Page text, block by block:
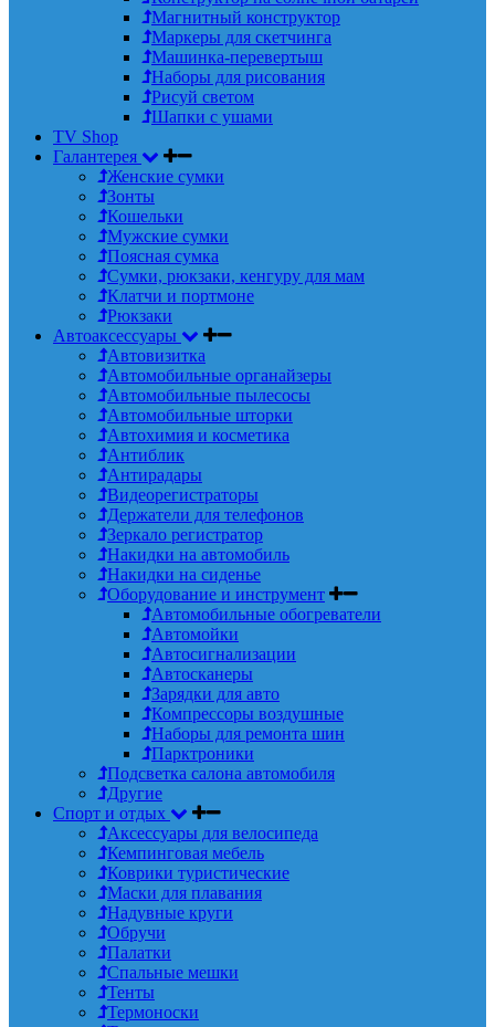
Магнитный конструктор
Маркеры для скетчинга
Машинка-перевертыш
Наборы для рисования
Рисуй светом
Шапки с ушами
TV Shop
Галантерея
Женские сумки
Зонты
Кошельки
Мужские сумки
Поясная сумка
Сумки, рюкзаки, кенгуру для мам
Клатчи и портмоне
Рюкзаки
Автоаксессуары
Автовизитка
Автомобильные органайзеры
Автомобильные пылесосы
Автомобильные шторки
Автохимия и косметика
Антиблик
Антирадары
Видеорегистраторы
Держатели для телефонов
Зеркало регистратор
Накидки на автомобиль
Накидки на сиденье
Оборудование и инструмент
Автомобильные обогреватели
Автомойки
Автосигнализации
Автосканеры
Зарядки для авто
Компрессоры воздушные
Наборы для ремонта шин
Парктроники
Подсветка салона автомобиля
Другие
Спорт и отдых
Аксессуары для велосипеда
Кемпинговая мебель
Коврики туристические
Маски для плавания
Надувные круги
Обручи
Палатки
Спальные мешки
Тенты
Термоноски